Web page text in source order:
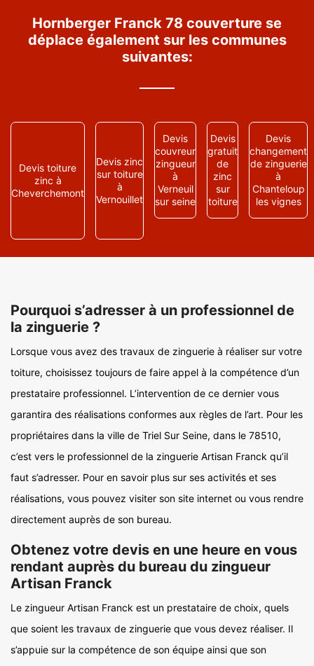
Hornberger Franck 78 couverture se
déplace également sur les communes
suivantes:
Devis toiture
zinc à
Cheverchemont
Devis zinc
sur toiture
à
Vernouillet
Devis
couvreur
zingueur
à
Verneuil
sur seine
Devis
gratuit
de
zinc
sur
toiture
Devis
changement
de zinguerie
à
Chanteloup
les vignes
Pourquoi s’adresser à un professionnel de
la zinguerie ?
Lorsque vous avez des travaux de zinguerie à réaliser sur votre
toiture, choisissez toujours de faire appel à la compétence d’un
prestataire professionnel. L’intervention de ce dernier vous
garantira des réalisations conformes aux règles de l’art. Pour les
propriétaires dans la ville de Triel Sur Seine, dans le 78510,
c’est vers le professionnel de la zinguerie Artisan Franck qu’il
faut s’adresser. Pour en savoir plus sur ses activités et ses
réalisations, vous pouvez visiter son site internet ou vous rendre
directement auprès de son bureau.
Obtenez votre devis en une heure en vous
rendant auprès du bureau du zingueur
Artisan Franck
Le zingueur Artisan Franck est un prestataire de choix, quels
que soient les travaux de zinguerie que vous devez réaliser. Il
s’appuie sur la compétence de son équipe ainsi que son